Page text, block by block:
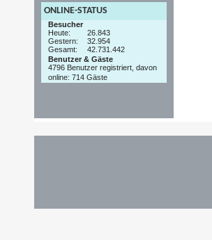
ONLINE-STATUS
Besucher
Heute:
26.843
Gestern:
32.954
Gesamt:
42.731.442
Benutzer & Gäste
4796 Benutzer registriert, davon
online: 714 Gäste